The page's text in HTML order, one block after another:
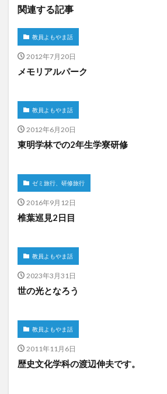
関連する記事
教員よもやま話
2012年7月20日
メモリアルパーク
教員よもやま話
2012年6月20日
東明学林での2年生学寮研修
ゼミ旅行、研修旅行
2016年9月12日
椎葉巡見2日目
教員よもやま話
2023年3月31日
世の光となろう
教員よもやま話
2011年11月6日
歴史文化学科の渡辺伸夫です。